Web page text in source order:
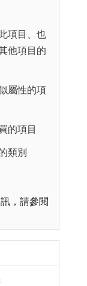
項目、也
他項目的
屬性的項
的項目
類別
，請參閱